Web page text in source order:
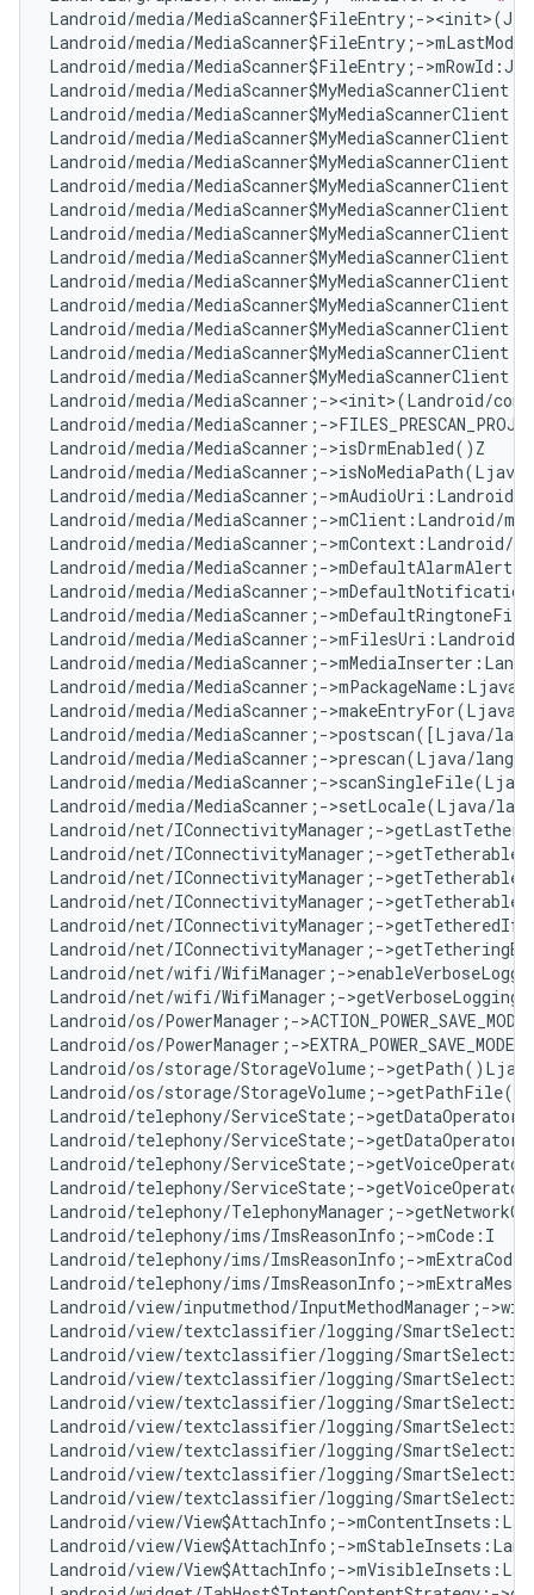
Landroid/media/MediaScanner$FileEntry;-
Landroid/media/MediaScanner$FileEntry;-
Landroid/media/MediaScanner$FileEntry;-
Landroid/media/
Landroid/media/
Landroid/media/
Landroid/media/
Landroid/media/
Landroid/media/
Landroid/media/
Landroid/media/
Landroid/media/
Landroid/media/
Landroid/media/
Landroid/media/
Landroid/media/
Landroid/media/MediaScanner;-
Landroid/media/MediaScanner;-
Landroid/media/MediaScanner;->isDrmEnabled()Z
Landroid/media/MediaScanner;-
Landroid/media/MediaScanner;-
Landroid/media/MediaScanner;->mClient:Landroid/
Landroid/media/MediaScanner;-
Landroid/media/MediaScanner;-
Landroid/media/MediaScanner;-
Landroid/media/MediaScanner;-
Landroid/media/MediaScanner;-
Landroid/media/MediaScanner;-
Landroid/media/MediaScanner;-
Landroid/media/MediaScanner;-
Landroid/media/MediaScanner;-
Landroid/media/MediaScanner;->prescan(Ljava/
Landroid/media/MediaScanner;-
Landroid/media/MediaScanner;-
Landroid/net/IConnectivityManager;-
Landroid/net/IConnectivityManager;-
Landroid/net/IConnectivityManager;-
Landroid/net/IConnectivityManager;-
Landroid/net/IConnectivityManager;-
Landroid/net/IConnectivityManager;-
Landroid/net/wifi/WifiManager;-
Landroid/net/wifi/WifiManager;-
Landroid/os/PowerManager;-
Landroid/os/PowerManager;-
Landroid/os/storage/StorageVolume;-
Landroid/os/storage/StorageVolume;-
Landroid/telephony/ServiceState;-
Landroid/telephony/ServiceState;-
Landroid/telephony/ServiceState;-
Landroid/telephony/ServiceState;-
Landroid/telephony/TelephonyManager;-
Landroid/telephony/ims/ImsReasonInfo;->mCode:I
Landroid/telephony/ims/ImsReasonInfo;-
Landroid/telephony/ims/ImsReasonInfo;-
Landroid/view/inputmethod/InputMethodManager;-
Landroid/view/textclassifier/logging/
Landroid/view/textclassifier/logging/
Landroid/view/textclassifier/logging/
Landroid/view/textclassifier/logging/
Landroid/view/textclassifier/logging/
Landroid/view/textclassifier/logging/
Landroid/view/textclassifier/logging/
Landroid/view/textclassifier/logging/
Landroid/view/View$AttachInfo;-
Landroid/view/View$AttachInfo;-
Landroid/view/View$AttachInfo;-